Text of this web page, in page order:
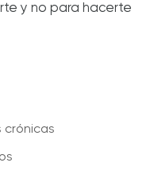
y no para hacerte
crónicas